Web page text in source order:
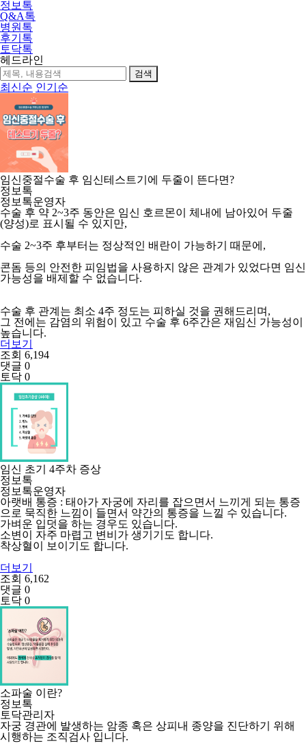
정보톡
Q&A톡
병원톡
후기톡
토닥톡
헤드라인
검색
최신순 인기순
임신중절수술 후 임신테스트기에 두줄이 뜬다면?
정보톡
정보톡운영자
수술 후 약 2~3주 동안은 임신 호르몬이 체내에 남아있어 두줄
(양성)로 표시될 수 있지만,
수술 2~3주 후부터는 정상적인 배란이 가능하기 때문에,
콘돔 등의 안전한 피임법을 사용하지 않은 관계가 있었다면 임신
가능성을 배제할 수 없습니다.
수술 후 관계는 최소 4주 정도는 피하실 것을 권해드리며,
그 전에는 감염의 위험이 있고 수술 후 6주간은 재임신 가능성이
높습니다.
더보기
조회 6,194
댓글 0
토닥 0
임신 초기 4주차 증상
정보톡
정보톡운영자
아랫배 통증 : 태아가 자궁에 자리를 잡으면서 느끼게 되는 통증
으로 묵직한 느낌이 들면서 약간의 통증을 느낄 수 있습니다.
가벼운 입덧을 하는 경우도 있습니다.
소변이 자주 마렵고 변비가 생기기도 합니다.
착상혈이 보이기도 합니다.
더보기
조회 6,162
댓글 0
토닥 0
소파술 이란?
정보톡
토닥관리자
자궁 경관에 발생하는 암종 혹은 상피내 종양을 진단하기 위해
시행하는 조직검사 입니다.